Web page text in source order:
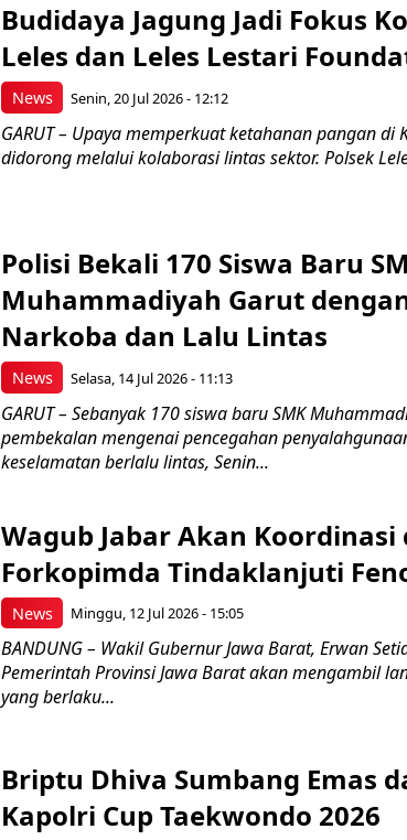
News
Budidaya Jagung Jadi Fokus
Leles dan Leles Lestari
Senin, 20 Jul 2026 - 12:12
GARUT – Upaya memperkuat ketahanan pangan di
didorong melalui kolaborasi lintas sektor. Polsek
News
Polisi Bekali 170 Siswa Baru
Muhammadiyah Garut
Narkoba dan Lalu Lintas
Selasa, 14 Jul 2026 - 11:13
GARUT – Sebanyak 170 siswa baru SMK
pembekalan mengenai pencegahan
keselamatan berlalu lintas, Senin...
News
Wagub Jabar Akan Koordinasi
Forkopimda Tindaklanjuti
Minggu, 12 Jul 2026 - 15:05
BANDUNG – Wakil Gubernur Jawa Barat, Erwan
Pemerintah Provinsi Jawa Barat akan mengambil
yang berlaku...
Briptu Dhiva Sumbang Emas
Kapolri Cup Taekwondo 2026